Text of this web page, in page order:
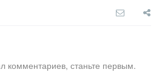
комментариев, станьте первым.